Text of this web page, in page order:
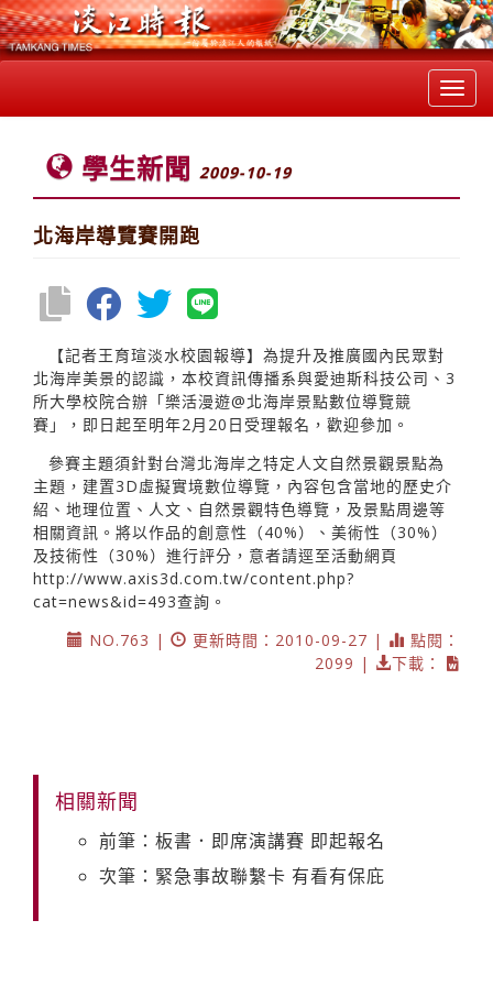
學生新聞 2009-10-19
北海岸導覽賽開跑
【記者王育瑄淡水校園報導】為提升及推廣國內民眾對
北海岸美景的認識，本校資訊傳播系與愛迪斯科技公司、3
所大學校院合辦「樂活漫遊@北海岸景點數位導覽競
賽」，即日起至明年2月20日受理報名，歡迎參加。
參賽主題須針對台灣北海岸之特定人文自然景觀景點為
主題，建置3D虛擬實境數位導覽，內容包含當地的歷史介
紹、地理位置、人文、自然景觀特色導覽，及景點周邊等
相關資訊。將以作品的創意性（40%）、美術性（30%）
及技術性（30%）進行評分，意者請逕至活動網頁
http://www.axis3d.com.tw/content.php?
cat=news&id=493查詢。
NO.763 |
更新時間：2010-09-27 |
點閱：
2099 |
下載：
相關新聞
前筆：板書．即席演講賽 即起報名
次筆：緊急事故聯繫卡 有看有保庇